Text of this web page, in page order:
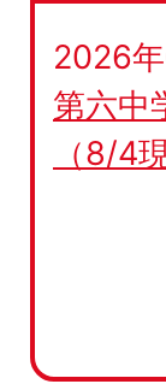
2026
第六中
（8/4